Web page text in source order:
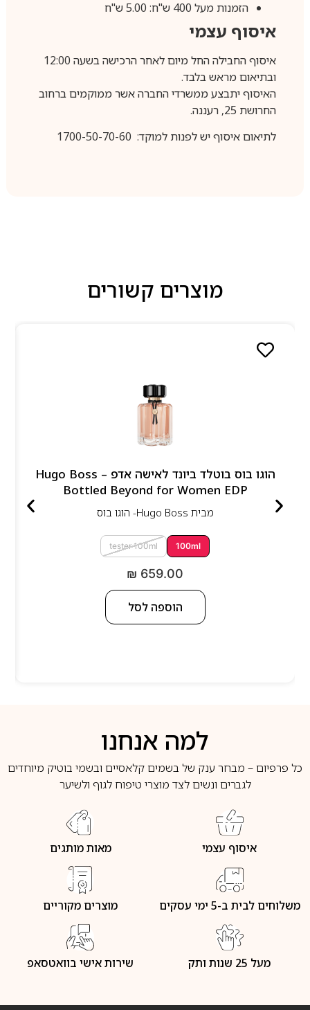
הזמנות מעל 400 ש"ח: 5.00 ש"ח
איסוף עצמי
איסוף החבילה החל מיום לאחר הרכישה בשעה 12:00
ובתיאום מראש בלבד.
האיסוף יתבצע ממשרדי החברה אשר ממוקמים ברחוב
החרושת 25, רעננה.
לתיאום איסוף יש לפנות למוקד: 1700-50-70-60
מוצרים קשורים
הוגו בוס בוטלד ביונד לאישה אדפ – Hugo Boss
Bottled Beyond for Women EDP
מבית Hugo Boss- הוגו בוס
100ml
tester 100ml
₪ 659.00
הוספה לסל
למה אנחנו
כל פרפיום – מבחר ענק של בשמים קלאסיים ובשמי בוטיק מיוחדים
לגברים ונשים לצד מוצרי טיפוח לגוף ולשיער
איסוף עצמי מאות מותגים
משלוחים לבית ב-5 ימי עסקים מוצרים מקוריים
מעל 25 שנות ותק שירות אישי בוואטסאפ